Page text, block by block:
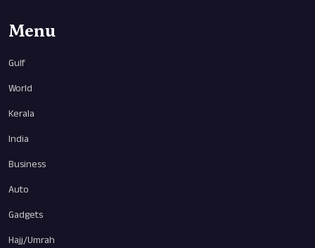
Menu
Gulf
World
Kerala
India
Business
Auto
Gadgets
Hajj/Umrah